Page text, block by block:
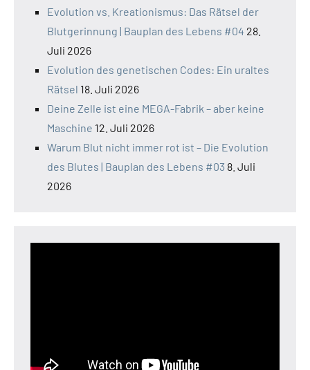
Evolution vs. Kreationismus: Das Rätsel der
Blutgerinnung | Bauplan des Lebens #04 28.
Juli 2026
Evolution des genetischen Codes: Ein uraltes
Rätsel 18. Juli 2026
Deine Zelle ist eine MEGA-Fabrik – aber keine
Maschine 12. Juli 2026
Warum Blut nicht immer rot ist – Die Evolution
des Blutes | Bauplan des Lebens #03 8. Juli
2026